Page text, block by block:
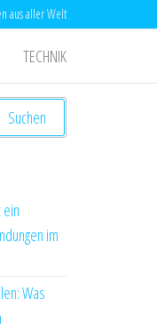
aus aller Welt
TECHNIK
im
Was